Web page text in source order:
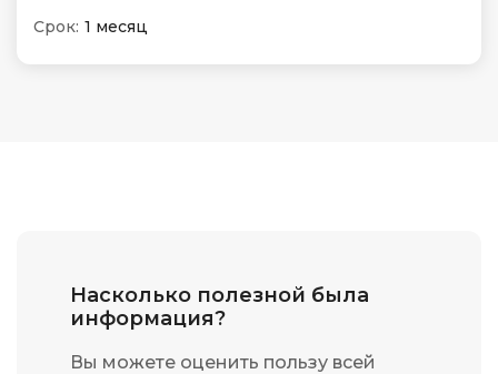
Срок: 1 месяц
Насколько полезной была
информация?
Вы можете оценить пользу всей